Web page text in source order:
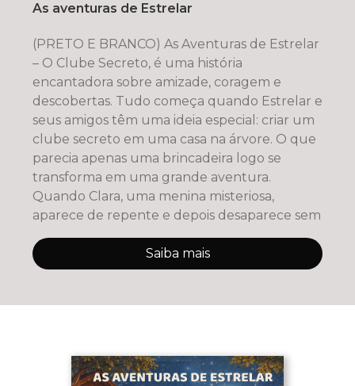
As aventuras de Estrelar
(PRETO E BRANCO) As Aventuras de Estrelar
– O Clube Secreto, é uma história
encantadora sobre amizade, coragem e
descobertas. Tudo começa quando Estrelar e
seus amigos têm uma ideia especial: criar um
clube secreto em uma casa na árvore. O que
parecia apenas uma brincadeira logo se
transforma em uma grande aventura.
Quando Clara, uma menina misteriosa,
aparece de repente e depois desaparece sem
Saiba mais